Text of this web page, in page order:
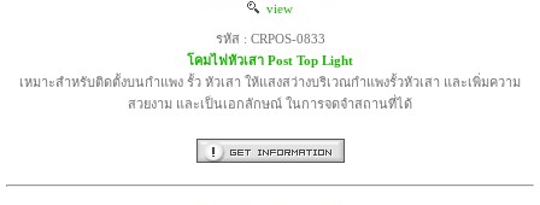
view
รหัส : CRPOS-0833
โคมไฟหัวเสา Post Top Light
เหมาะสำหรับติดตั้งบนกำแพง รั้ว หัวเสา ให้แสงสว่างบริเวณกำแพงรั้วหัวเสา และเพิ่มความ
สวยงาม และเป็นเอกลักษณ์ ในการจดจำสถานที่ได้